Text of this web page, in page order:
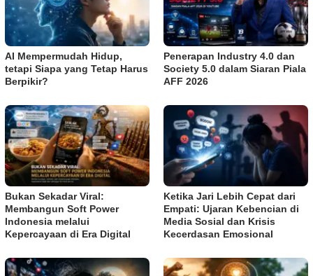
AI Mempermudah Hidup,
tetapi Siapa yang Tetap Harus
Berpikir?
Penerapan Industry 4.0 dan
Society 5.0 dalam Siaran Piala
AFF 2026
Bukan Sekadar Viral:
Membangun Soft Power
Indonesia melalui
Kepercayaan di Era Digital
Ketika Jari Lebih Cepat dari
Empati: Ujaran Kebencian di
Media Sosial dan Krisis
Kecerdasan Emosional